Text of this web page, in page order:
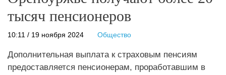
тысяч пенсионеров
10:11 / 19 ноября 2024 Общество
Дополнительная выплата к страховым пенсиям
предоставляется пенсионерам, проработавшим в